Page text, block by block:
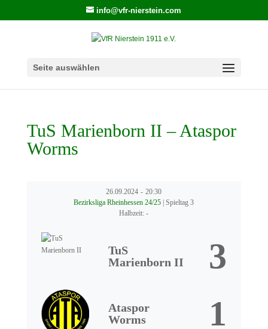
info@vfr-nierstein.com
Seite auswählen
TuS Marienborn II – Ataspor
Worms
26.09.2024 - 20:30
Bezirksliga Rheinhessen 24/25 | Spieltag 3
Halbzeit: -
TuS
Marienborn II
3
Ataspor
Worms
1